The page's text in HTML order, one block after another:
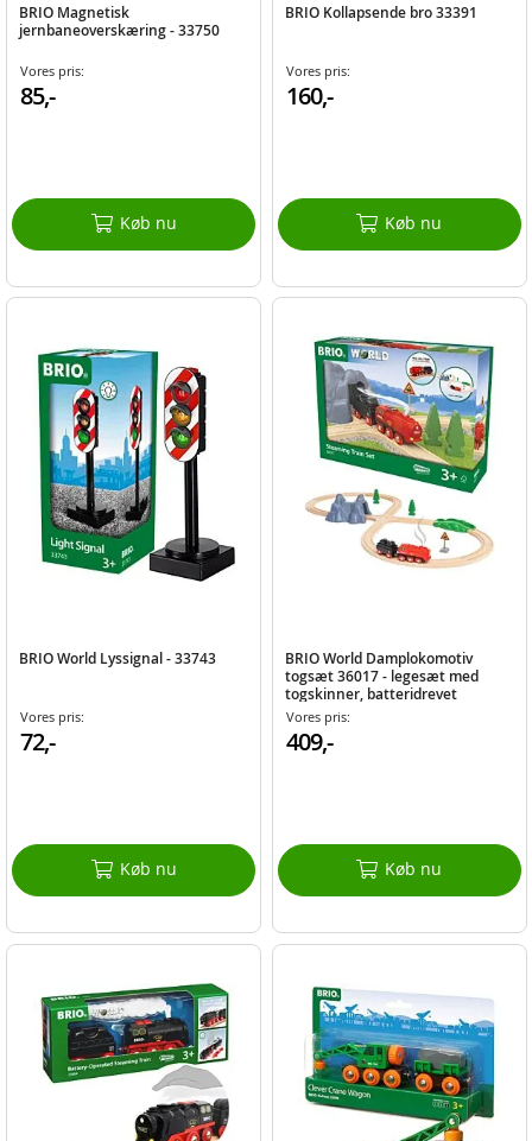
BRIO Magnetisk
jernbaneoverskæring - 33750
Vores pris:
85,-
Køb nu
BRIO Kollapsende bro 33391
Vores pris:
160,-
Køb nu
BRIO World Lyssignal - 33743
Vores pris:
72,-
Køb nu
BRIO World Damplokomotiv
togsæt 36017 - legesæt med
togskinner, batteridrevet
lokomotiv med dampeffekter og
lys
Vores pris:
409,-
Køb nu